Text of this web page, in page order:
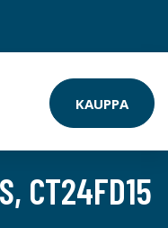
KAUPPA
CT24FD15